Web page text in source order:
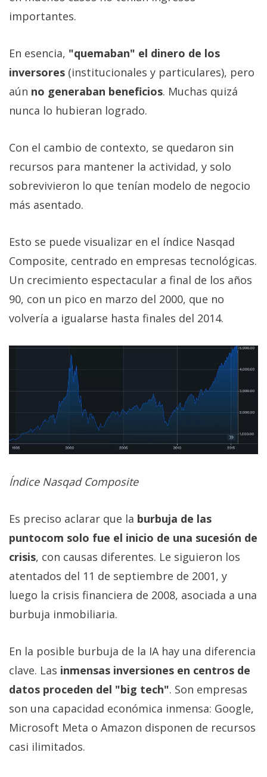
importantes.
En esencia, "quemaban" el dinero de los
inversores (institucionales y particulares), pero
aún no generaban beneficios. Muchas quizá
nunca lo hubieran logrado.
Con el cambio de contexto, se quedaron sin
recursos para mantener la actividad, y solo
sobrevivieron lo que tenían modelo de negocio
más asentado.
Esto se puede visualizar en el índice Nasqad
Composite, centrado en empresas tecnológicas.
Un crecimiento espectacular a final de los años
90, con un pico en marzo del 2000, que no
volvería a igualarse hasta finales del 2014.
Índice Nasqad Composite
Es preciso aclarar que la burbuja de las
puntocom solo fue el inicio de una sucesión de
crisis, con causas diferentes. Le siguieron los
atentados del 11 de septiembre de 2001, y
luego la crisis financiera de 2008, asociada a una
burbuja inmobiliaria.
En la posible burbuja de la IA hay una diferencia
clave. Las inmensas inversiones en centros de
datos proceden del "big tech". Son empresas
son una capacidad económica inmensa: Google,
Microsoft Meta o Amazon disponen de recursos
casi ilimitados.